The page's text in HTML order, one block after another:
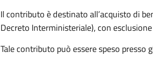
Il contributo è destinato all’acquisto di
Decreto Interministeriale), con
Tale contributo può essere speso